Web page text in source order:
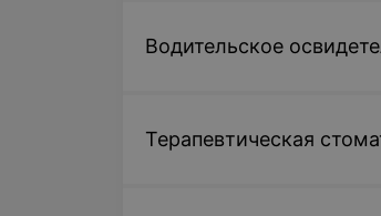
Предрейсовый осмотр
водителей
Водительское
Терапевтическая